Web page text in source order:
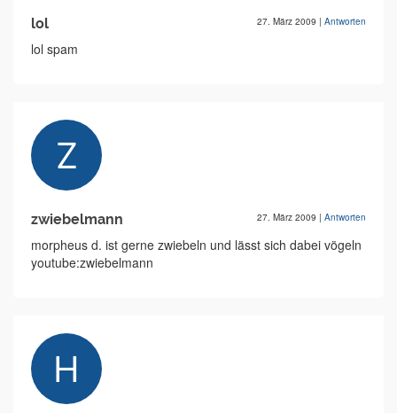
lol 27. März 2009 | Antworten
lol spam
zwiebelmann 27. März 2009 | Antworten
morpheus d. ist gerne zwiebeln und lässt sich dabei vögeln
youtube:zwiebelmann